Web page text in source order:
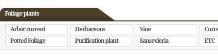
Foliage plants
Arbor current
Herbaceous Vine
Potted Foliage
Purification plant Sansevieria ETC